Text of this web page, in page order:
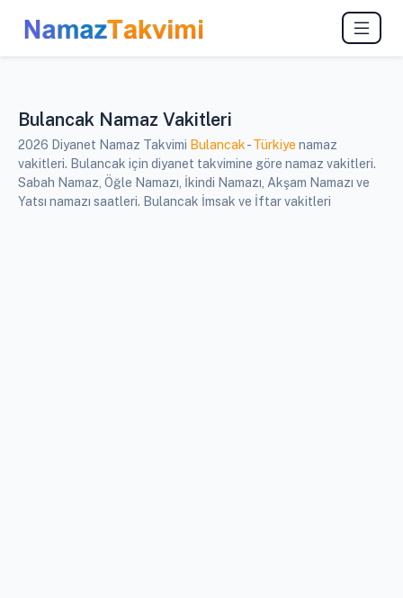
Bulancak Namaz Vakitleri
2026 Diyanet Namaz Takvimi Bulancak-Türkiye namaz
vakitleri. Bulancak için diyanet takvimine göre namaz vakitleri.
Sabah Namaz, Öğle Namazı, İkindi Namazı, Akşam Namazı ve
Yatsı namazı saatleri. Bulancak İmsak ve İftar vakitleri